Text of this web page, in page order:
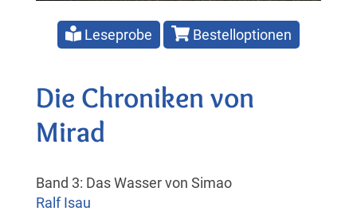
Leseprobe Bestelloptionen
Die Chroniken von
Mirad
Band 3: Das Wasser von Simao
Ralf Isau